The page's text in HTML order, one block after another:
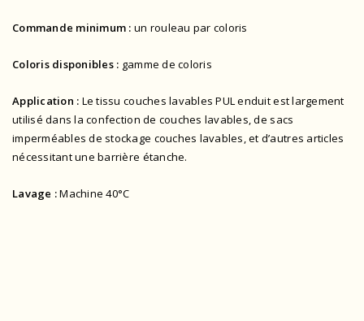
Commande minimum : un rouleau par coloris
Coloris disponibles : gamme de coloris
Application : Le tissu couches lavables PUL enduit est largement
utilisé dans la confection de couches lavables, de sacs
imperméables de stockage couches lavables, et d’autres articles
nécessitant une barrière étanche.
Lavage :Machine 40°C